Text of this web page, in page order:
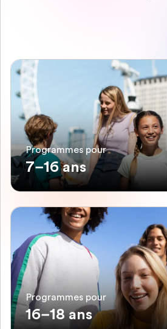
Programmes pour
7–16 ans
Programmes pour
16–18 ans